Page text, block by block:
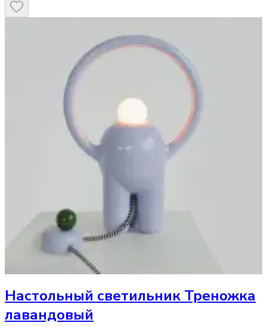
Настольный светильник Треножка
лавандовый